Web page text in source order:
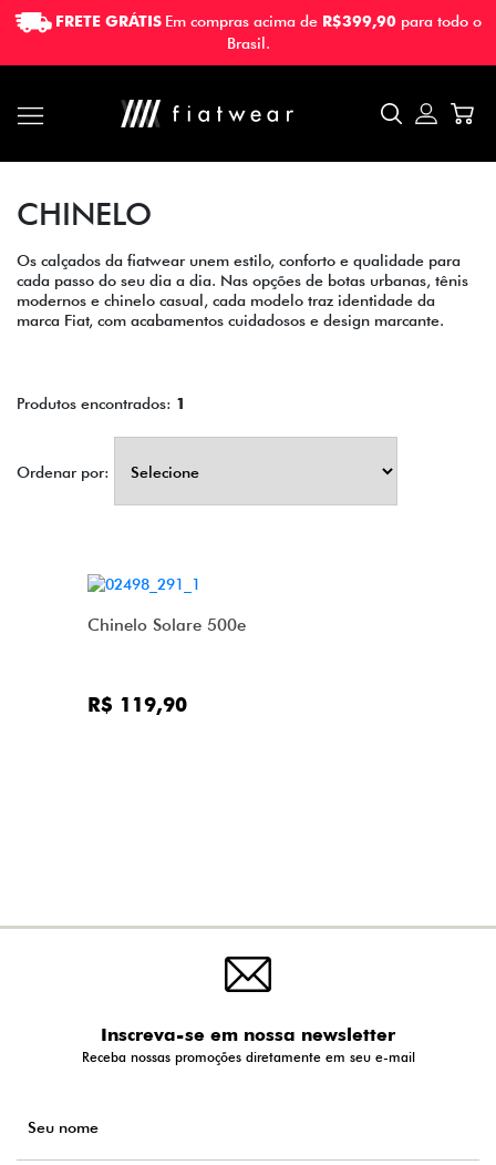
FRETE GRÁTIS Em compras acima de R$399,90 para todo o
Brasil.
FRETE GRÁTIS Em compras acima de R$399,90 para todo o
Brasil.
CHINELO
Os calçados da fiatwear unem estilo, conforto e qualidade para
cada passo do seu dia a dia. Nas opções de botas urbanas, tênis
modernos e chinelo casual, cada modelo traz identidade da
marca Fiat, com acabamentos cuidadosos e design marcante.
Produtos encontrados: 1
Ordenar por:
Chinelo Solare 500e
R$ 119,90
Inscreva-se em nossa newsletter
Receba nossas promoções diretamente em seu e-mail